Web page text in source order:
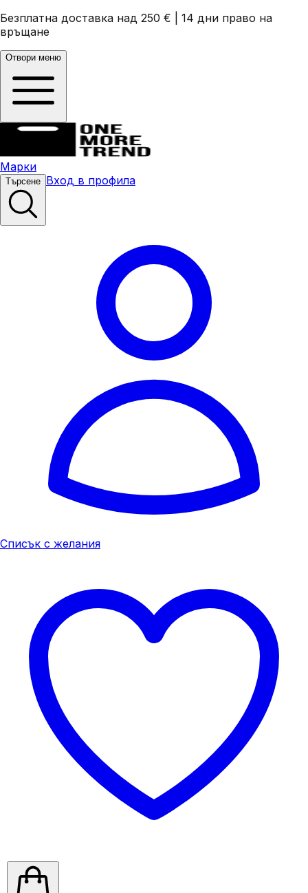
Безплатна доставка над 250 €
14 дни право на
връщане
Отвори меню
Марки
Търсене Вход в профила
Списък с желания